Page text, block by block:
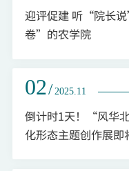
迎评促建 听“院长
卷”的农学院
02/ 2025.11
倒计时1天！“风华
化形态主题创作展即